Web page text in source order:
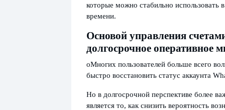
которые можно стабильно использовать
времени.
Основой управления
долгосрочное оперативное
оМногих пользователей больше всего
быстро восстановить статус аккаунта
Но в долгосрочной перспективе более
является то, как снизить вероятность